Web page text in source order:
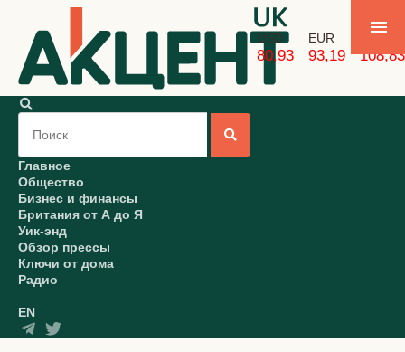
USD
80,93
EUR
93,19 108,83
Главное
Общество
Бизнес и финансы
Британия от А до Я
Уик-энд
Обзор прессы
Ключи от дома
Радио
EN